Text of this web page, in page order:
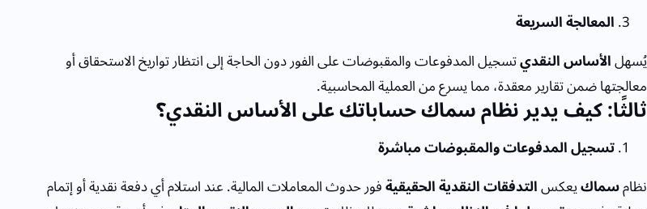
المعالجة السريعة
يُسهلالأساس النقديتسجيل المدفوعات والمقبوضات على الفور دون الحاجة إلى انتظار تواريخ الاستحقاق أو
معالجتها ضمن تقارير معقدة، مما يسرع من العملية المحاسبية.
ثالثًا: كيف يدير نظام سماك حساباتك على الأساس النقدي؟
تسجيل المدفوعات والمقبوضات مباشرة
نظامسماكيعكسالتدفقات النقدية الحقيقيةفور حدوث المعاملات المالية. عند استلام أي دفعة نقدية أو إتمام